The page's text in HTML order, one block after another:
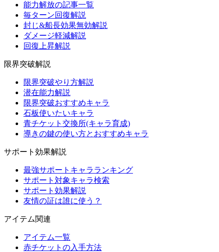
能力解放の記事一覧
毎ターン回復解説
封じ&船長効果無効解説
ダメージ軽減解説
回復上昇解説
限界突破解説
限界突破やり方解説
潜在能力解説
限界突破おすすめキャラ
石板使いたいキャラ
青チケット交換所(キャラ育成)
導きの鍵の使い方とおすすめキャラ
サポート効果解説
最強サポートキャラランキング
サポート対象キャラ検索
サポート効果解説
友情の証は誰に使う？
アイテム関連
アイテム一覧
赤チケットの入手方法